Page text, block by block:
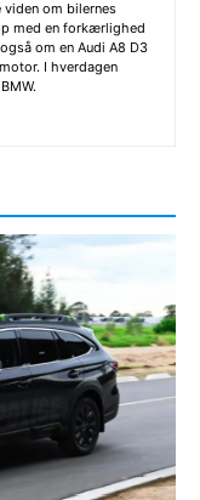
om bilernes
med en forkærlighed
om en Audi A8 D3
I hverdagen